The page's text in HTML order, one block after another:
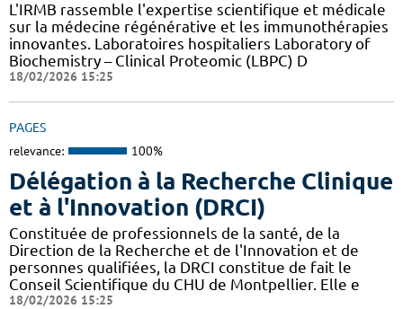
L'IRMB rassemble l'expertise scientifique et médicale
sur la médecine régénérative et les immunothérapies
innovantes. Laboratoires hospitaliers Laboratory of
Biochemistry – Clinical Proteomic (LBPC) D
18/02/2026 15:25
PAGES
relevance: 100%
Délégation à la Recherche Clinique
et à l'Innovation (DRCI)
Constituée de professionnels de la santé, de la
Direction de la Recherche et de l'Innovation et de
personnes qualifiées, la DRCI constitue de fait le
Conseil Scientifique du CHU de Montpellier. Elle e
18/02/2026 15:25